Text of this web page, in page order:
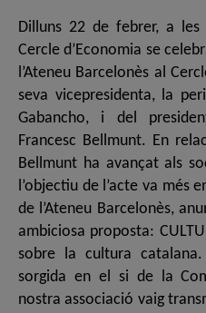
Dilluns 22 de febrer, a les
Cercle d’Economia se
l’Ateneu Barcelonès al
seva vicepresidenta, la
Gabancho, i del
Francesc Bellmunt. En
Bellmunt ha avançat als
l’objectiu de l’acte va més
de l’Ateneu Barcelonès,
ambiciosa proposta:
sobre la cultura
sorgida en el si de la
nostra associació vaig